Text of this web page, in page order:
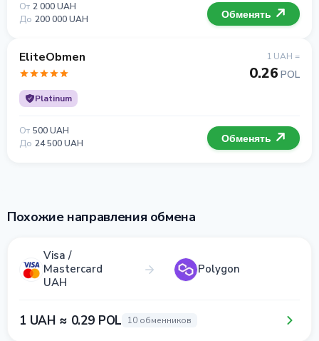
От 2 000 UAH
До 200 000 UAH Обменять
EliteObmen
Platinum
1 UAH =
0.26 POL
От 500 UAH
До 24 500 UAH Обменять
Похожие направления обмена
Visa /
Mastercard
UAH
Polygon
1 UAH ≈ 0.29 POL 10 обменников